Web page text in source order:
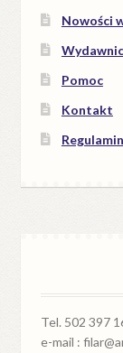
Nowości
Pomoc
Kontakt
Regulamin
Tel. 502 397
e-mail :